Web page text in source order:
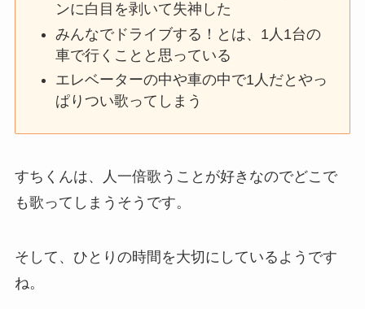
ンに白目を剥いて失神した
みんなでドライブする！とは、1人1台の
車で行くことと思っている
エレベーターの中や車の中で1人だとやっ
ぱりつい歌ってしまう
すちくんは、人一倍歌うことが好きなのでどこで
も歌ってしまうそうです。
そして、ひとりの時間を大切にしているようです
ね。